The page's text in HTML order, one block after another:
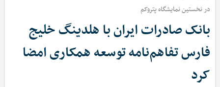
در نخستین نمایشگاه پتروکم
بانک صادرات ایران با هلدینگ خلیج
فارس تفاهم‌نامه توسعه همکاری امضا
کرد